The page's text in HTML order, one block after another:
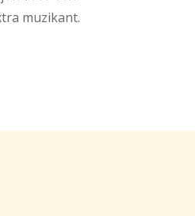
muzikant.